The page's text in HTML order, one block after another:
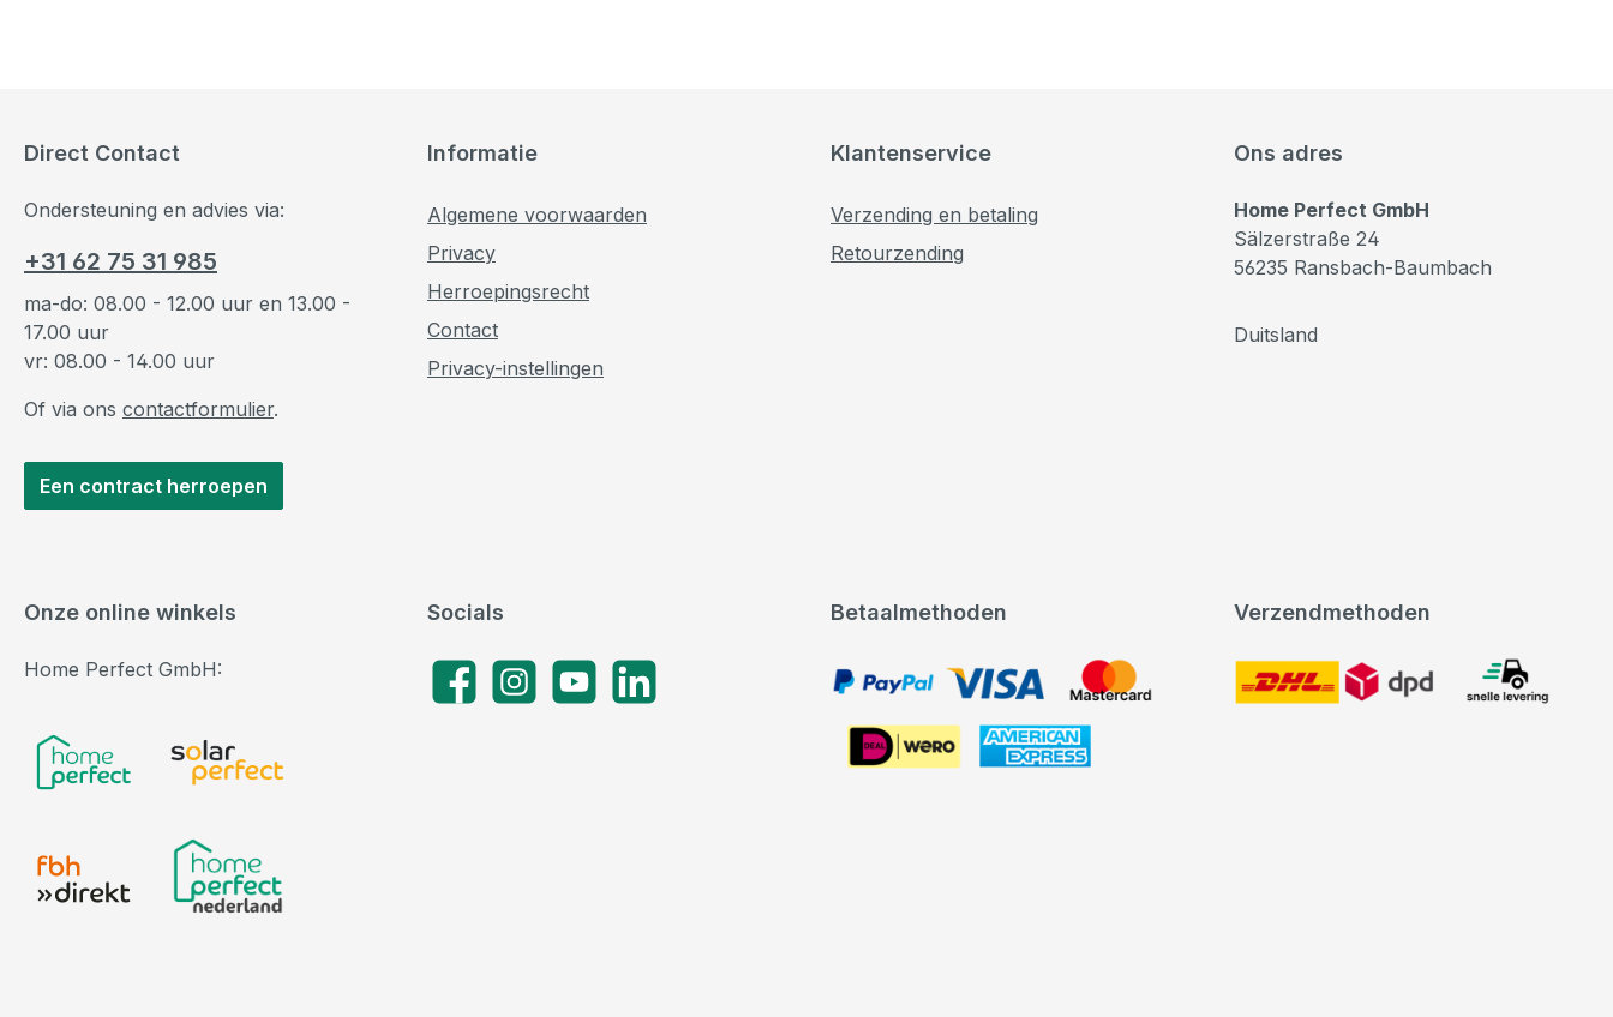
Direct Contact
Ondersteuning en advies via:
+31 62 75 31 985
ma-do: 08.00 - 12.00 uur en 13.00 -
17.00 uur
vr: 08.00 - 14.00 uur
Of via ons contactformulier.
Een contract herroepen
Informatie
Algemene voorwaarden
Privacy
Herroepingsrecht
Contact
Privacy-instellingen
Klantenservice
Verzending en betaling
Retourzending
Betaalmethoden
PayPal, VISA, Mastercard
Verzendmethoden
Ons adres
Home Perfect GmbH
Sälzerstraße 24
56235 Ransbach-Baumbach
Duitsland
Socials
FacebookInstagramYouTubeLinkedIn
Onze online winkels
Home Perfect GmbH: